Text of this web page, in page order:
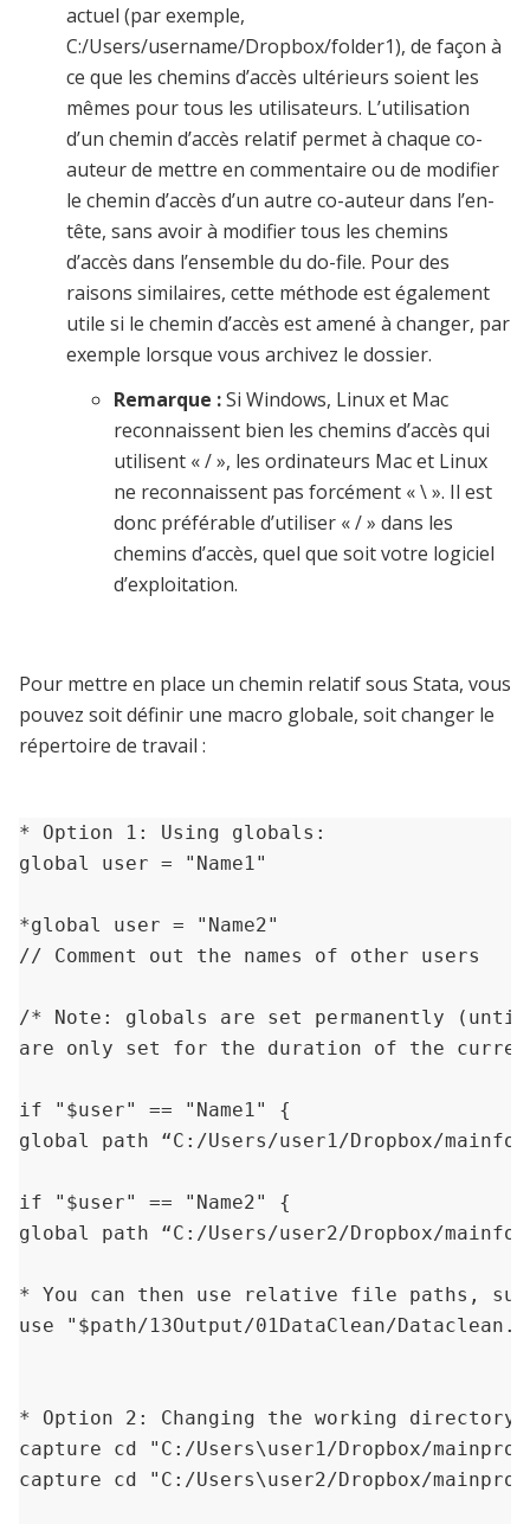
actuel (par exemple,
C:/Users/username/Dropbox/folder1), de façon à
ce que les chemins d’accès ultérieurs soient les
mêmes pour tous les utilisateurs. L’utilisation
d’un chemin d’accès relatif permet à chaque co-
auteur de mettre en commentaire ou de modifier
le chemin d’accès d’un autre co-auteur dans l’en-
tête, sans avoir à modifier tous les chemins
d’accès dans l’ensemble du do-file. Pour des
raisons similaires, cette méthode est également
utile si le chemin d’accès est amené à changer, par
exemple lorsque vous archivez le dossier.
Remarque :Si Windows, Linux et Mac
reconnaissent bien les chemins d’accès qui
utilisent « / », les ordinateurs Mac et Linux
ne reconnaissent pas forcément « \ ». Il est
donc préférable d’utiliser « / » dans les
chemins d’accès, quel que soit votre logiciel
d’exploitation.
Pour mettre en place un chemin relatif sous Stata, vous
pouvez soit définir une macro globale, soit changer le
répertoire de travail :
* Option 1: Using globals:
global user = "Name1"
*global user = "Name2"
// Comment out the names of other users
/* Note: globals are set permanently
are only set for the duration of the current
if "$user" == "Name1" {
global path “C:/Users/user1/Dropbox/
if "$user" == "Name2" {
global path “C:/Users/user2/Dropbox/
* You can then use relative file paths,
use "$path/13Output/01DataClean/
* Option 2: Changing the working directory:
capture cd "C:/Users\user1/Dropbox/
capture cd "C:/Users\user2/Dropbox/